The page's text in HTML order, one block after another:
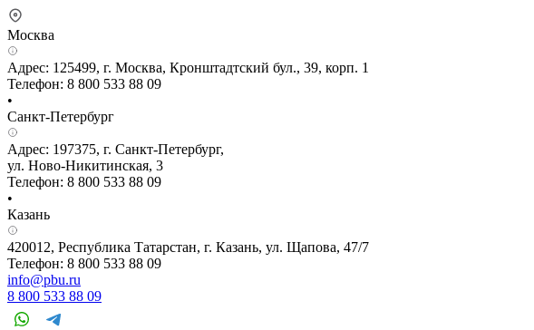
Москва
Адрес: 125499, г. Москва, Кронштадтский бул., 39, корп. 1
Телефон: 8 800 533 88 09
•
Санкт-Петербург
Адрес: 197375, г. Санкт-Петербург,
ул. Ново-Никитинская, 3
Телефон: 8 800 533 88 09
•
Казань
420012, Республика Татарстан, г. Казань, ул. Щапова, 47/7
Телефон: 8 800 533 88 09
info@pbu.ru
8 800 533 88 09